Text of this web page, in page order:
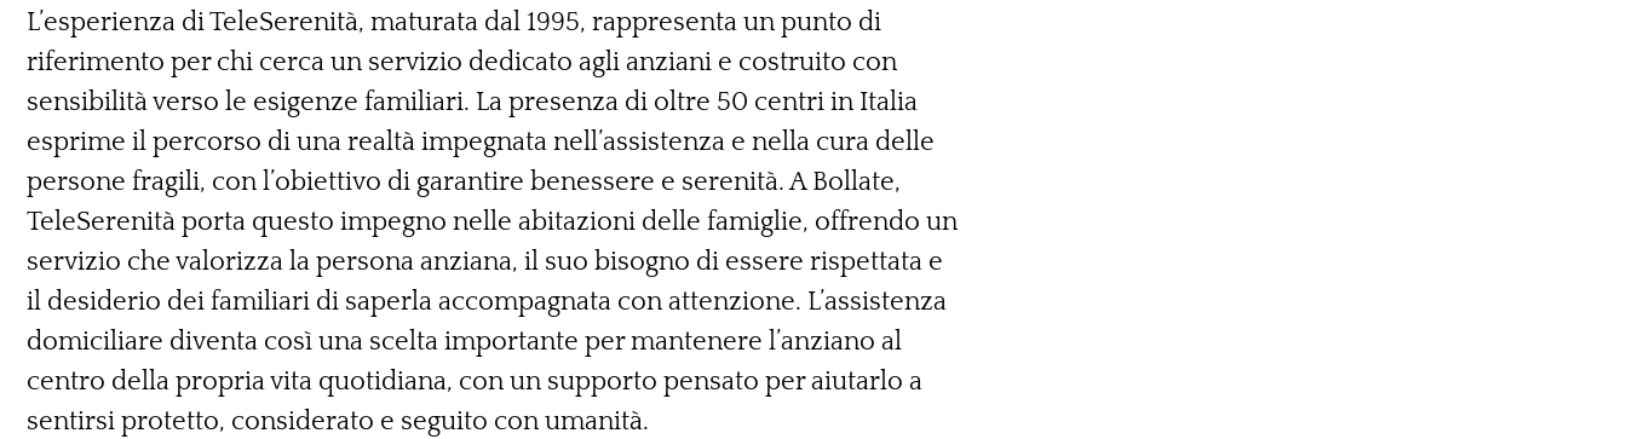
L’esperienza di TeleSerenità, maturata dal 1995, rappresenta un punto di
riferimento per chi cerca un servizio dedicato agli anziani e costruito con
sensibilità verso le esigenze familiari. La presenza di oltre 50 centri in Italia
esprime il percorso di una realtà impegnata nell’assistenza e nella cura delle
persone fragili, con l’obiettivo di garantire benessere e serenità. A Bollate,
TeleSerenità porta questo impegno nelle abitazioni delle famiglie, offrendo un
servizio che valorizza la persona anziana, il suo bisogno di essere rispettata e
il desiderio dei familiari di saperla accompagnata con attenzione. L’assistenza
domiciliare diventa così una scelta importante per mantenere l’anziano al
centro della propria vita quotidiana, con un supporto pensato per aiutarlo a
sentirsi protetto, considerato e seguito con umanità.